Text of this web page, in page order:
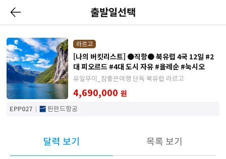
출발일선택
라르고
[나의 버킷리스트] ●직항● 북유럽 4국 12일 #2
대 피오르드 #4대 도시 자유 #올레순 #눅시오
유일무이_참좋은여행 단독 북유럽 라르고
4,690,000 원
EPP027 핀란드항공
달력 보기 목록 보기